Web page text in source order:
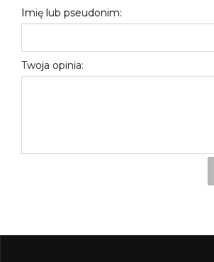
Imię lub pseudonim:
Twoja opinia: